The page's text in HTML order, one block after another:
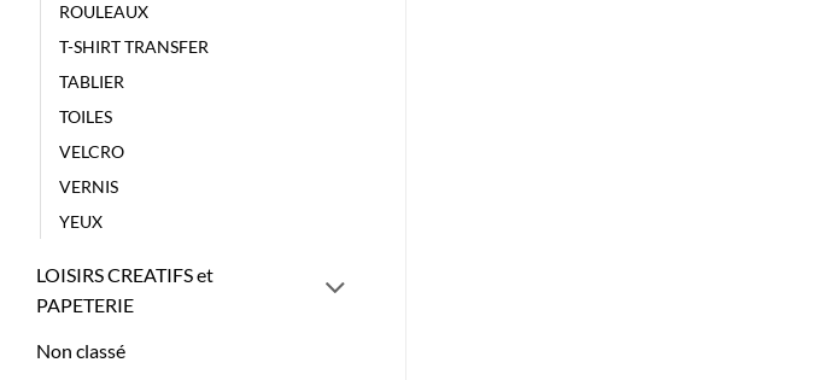
ROULEAUX
T-SHIRT TRANSFER
TABLIER
TOILES
VELCRO
VERNIS
YEUX
LOISIRS CREATIFS et
PAPETERIE
Non classé